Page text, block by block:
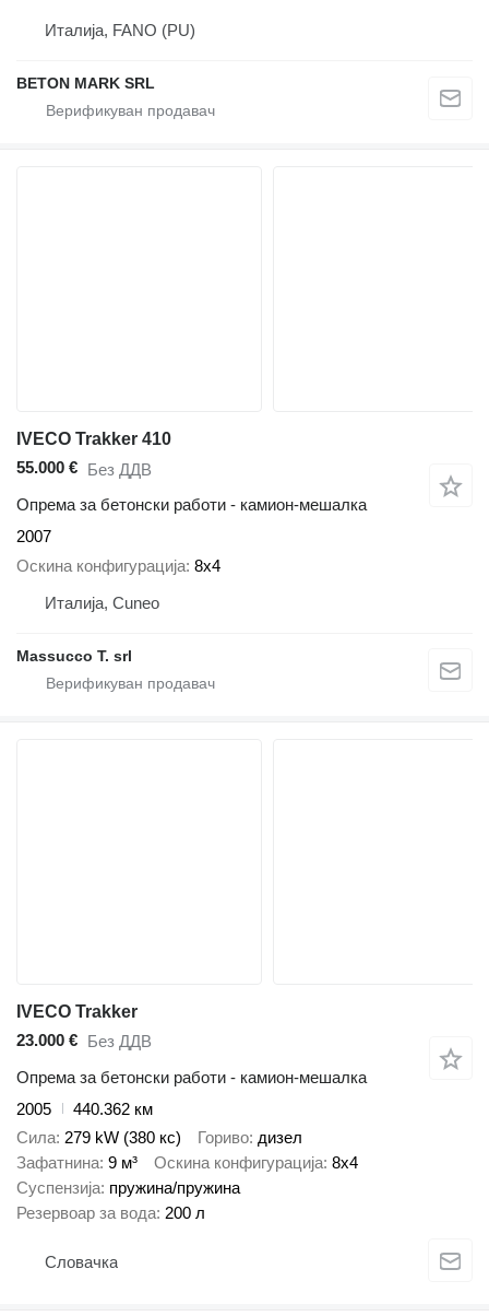
Италија, FANO (PU)
BETON MARK SRL
IVECO Trakker 410
55.000 € Без ДДВ
Опрема за бетонски работи - камион-мешалка
2007
Оскина конфигурација 8x4
Италија, Cuneo
Massucco T. srl
IVECO Trakker
23.000 € Без ДДВ
Опрема за бетонски работи - камион-мешалка
2005
440.362 км
Сила 279 kW (380 кс) Гориво дизел
Зафатнина 9 м³ Оскина конфигурација 8x4
Суспензија пружина/пружина
Резервоар за вода 200 л
Словачка